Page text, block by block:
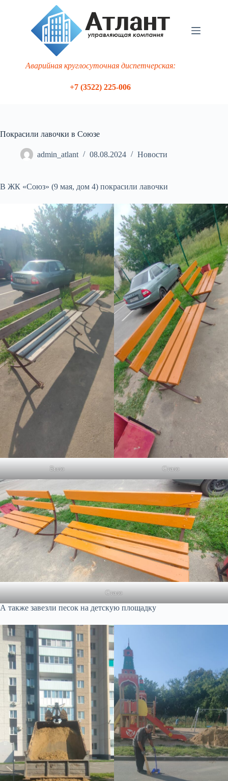
Аварийная круглосуточная диспетчерская:
+7 (3522) 225-006
Покрасили лавочки в Союзе
admin_atlant 08.08.2024 Новости
В ЖК «Союз» (9 мая, дом 4) покрасили лавочки
Было Стало
Стало
А также завезли песок на детскую площадку